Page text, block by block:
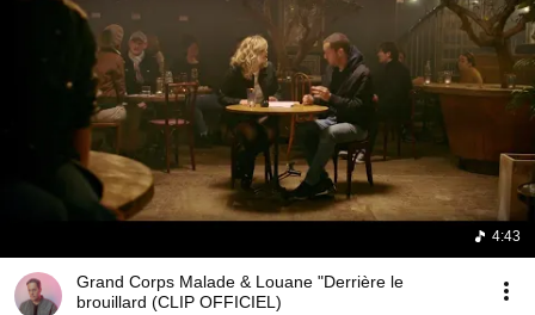
et ton envie d’aller au loin
4:43
Grand Corps Malade & Louane "Derrière le
brouillard (CLIP OFFICIEL)